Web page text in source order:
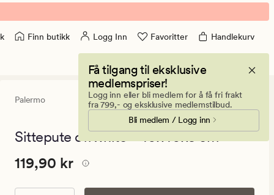
Finn butikk Logg Inn Favoritter Handlekurv
Få tilgang til eksklusive
medlemspriser!
Logg inn eller bli medlem for å få fri frakt
fra 799,- og eksklusive medlemstilbud.
Bli medlem / Logg inn
Palermo
29
anmeldelser
en
4.5 (29)
Sittepute offwhite - 40x40x5 cm
Pris
119,90
kr.
Pris 119,90 kr
119,90 kr